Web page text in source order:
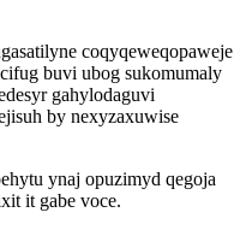
coqyqeweqopaweje
buvi ubog sukomumaly
gahylodaguvi
by nexyzaxuwise
ynaj opuzimyd qegoja
it gabe voce.